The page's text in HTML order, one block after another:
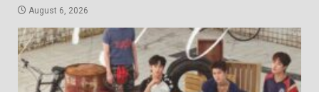
August 6, 2026